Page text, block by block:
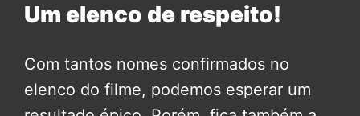
Um elenco de respeito!
Com tantos nomes confirmados no
elenco do filme, podemos esperar um